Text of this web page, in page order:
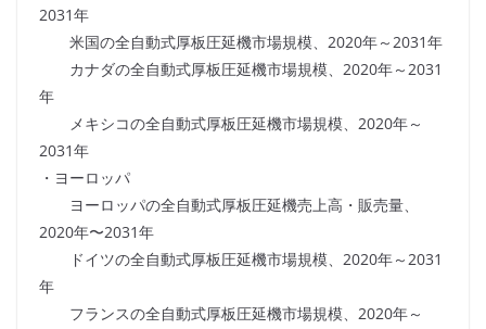
2031年
米国の全自動式厚板圧延機市場規模、2020年～2031年
カナダの全自動式厚板圧延機市場規模、2020年～2031
年
メキシコの全自動式厚板圧延機市場規模、2020年～
2031年
・ヨーロッパ
ヨーロッパの全自動式厚板圧延機売上高・販売量、
2020年〜2031年
ドイツの全自動式厚板圧延機市場規模、2020年～2031
年
フランスの全自動式厚板圧延機市場規模、2020年～